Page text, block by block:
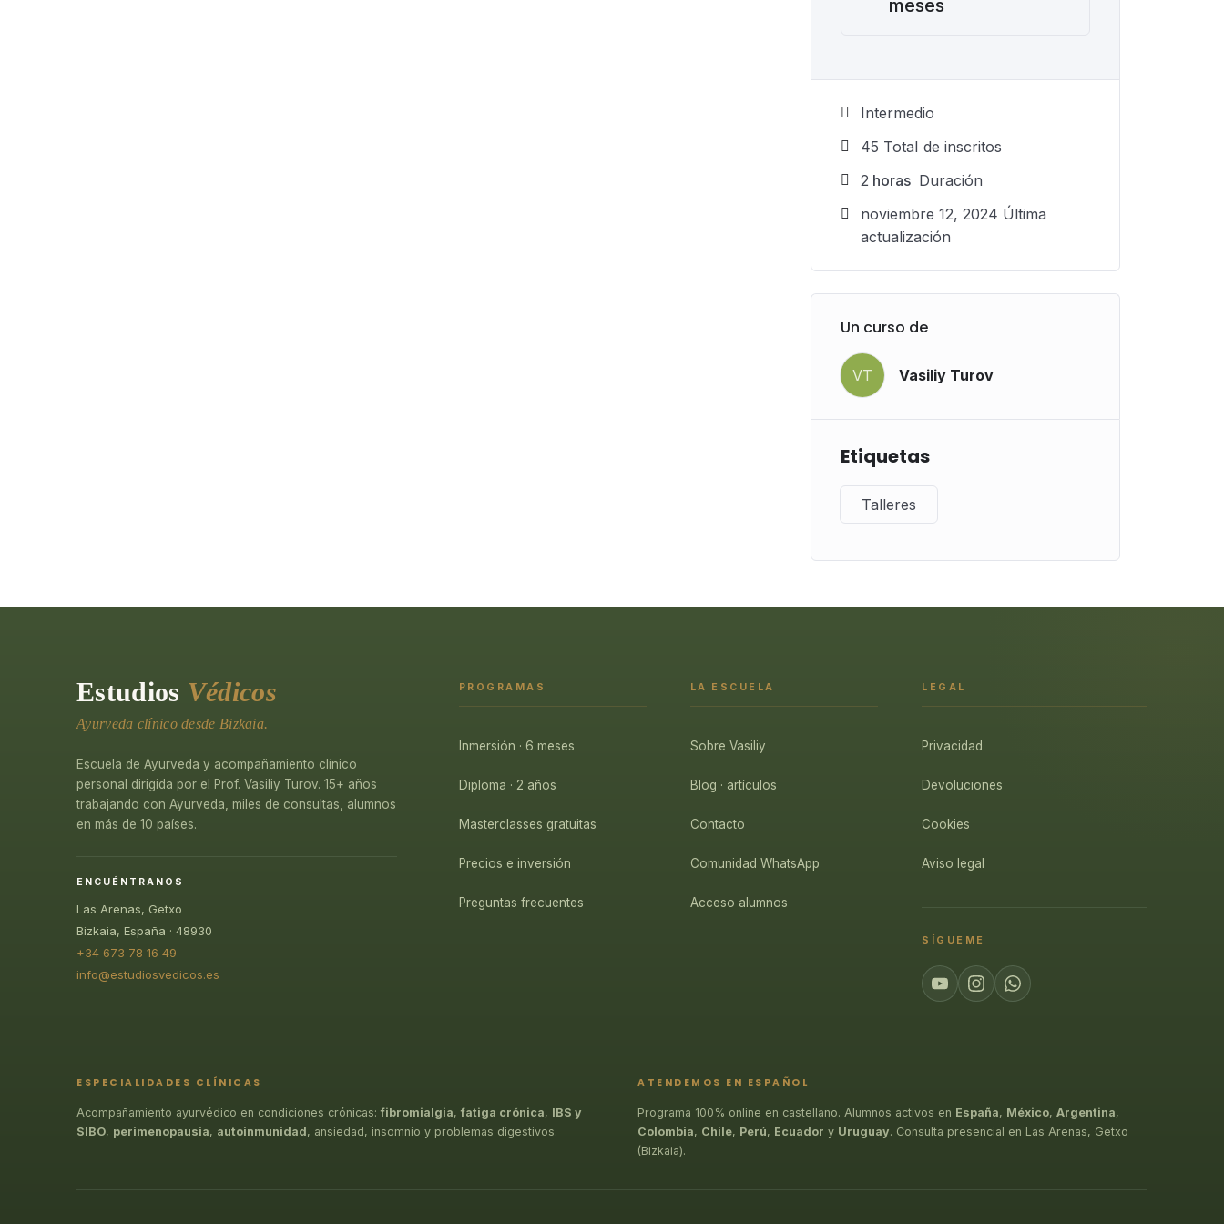
meses
Intermedio
45 TotaI de inscritos
2 horas Duración
noviembre 12, 2024 Última
actualización
Un curso de
VT Vasiliy Turov
Etiquetas
Talleres
Estudios Védicos
Ayurveda clínico desde Bizkaia.
Escuela de Ayurveda y acompañamiento clínico
personal dirigida por el Prof. Vasiliy Turov. 15+ años
trabajando con Ayurveda, miles de consultas, alumnos
en más de 10 países.
ENCUÉNTRANOS
Las Arenas, Getxo
Bizkaia, España · 48930
+34 673 78 16 49
info@estudiosvedicos.es
PROGRAMAS
Inmersión · 6 meses
Diploma · 2 años
Masterclasses gratuitas
Precios e inversión
Preguntas frecuentes
LA ESCUELA
Sobre Vasiliy
Blog · artículos
Contacto
Comunidad WhatsApp
Acceso alumnos
LEGAL
Privacidad
Devoluciones
Cookies
Aviso legal
SÍGUEME
ESPECIALIDADES CLÍNICAS
Acompañamiento ayurvédico en condiciones crónicas:fibromialgia,fatiga crónica, IBS y
SIBO, perimenopausia, autoinmunidad, ansiedad, insomnio y problemas digestivos.
ATENDEMOS EN ESPAÑOL
Programa 100% online en castellano. Alumnos activos en España, México, Argentina,
Colombia, Chile, Perú, Ecuador y Uruguay. Consulta presencial en Las Arenas, Getxo
(Bizkaia).